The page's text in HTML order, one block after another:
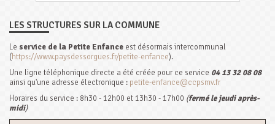
LES STRUCTURES SUR LA COMMUNE
Le service de la Petite Enfance est désormais intercommunal
(https://www.paysdessorgues.fr/petite-enfance).
Une ligne téléphonique directe a été créée pour ce service 04 13 32 08 08
ainsi qu'une adresse électronique : petite-enfance@ccpsmv.fr
Horaires du service : 8h30 - 12h00 et 13h30 - 17h00 (fermé le jeudi après-
midi)